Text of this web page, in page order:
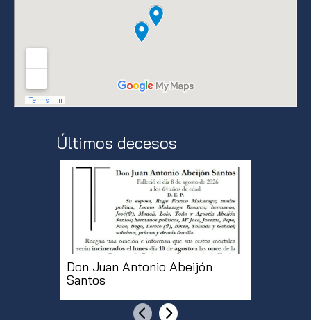
Últimos decesos
Don Juan Antonio Abeijón
Santos
AnteriorSiguiente